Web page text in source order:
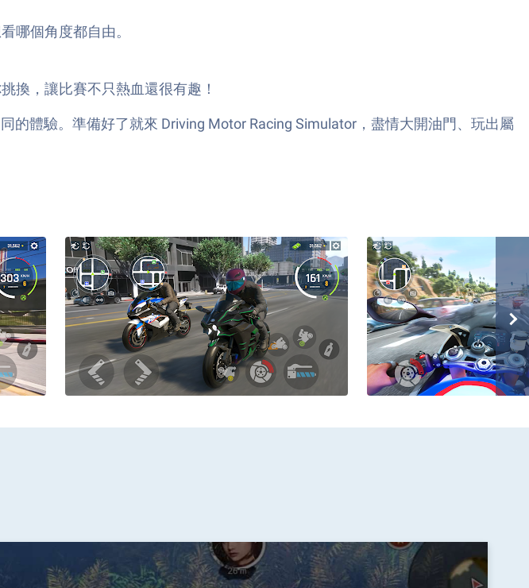
哪個角度都自由。
換，讓比賽不只熱血還很有趣！
體驗。準備好了就來 Driving Motor Racing Simulator，盡情大開油門、玩出屬